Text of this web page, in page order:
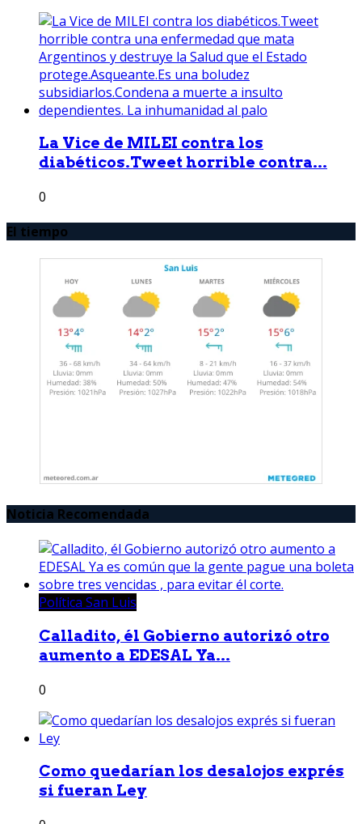
La Vice de MILEI contra los
diabéticos.Tweet horrible contra...
0
El tiempo
Noticia Recomendada
Política San Luis
Calladito, él Gobierno autorizó otro
aumento a EDESAL Ya...
0
Como quedarían los desalojos exprés
si fueran Ley